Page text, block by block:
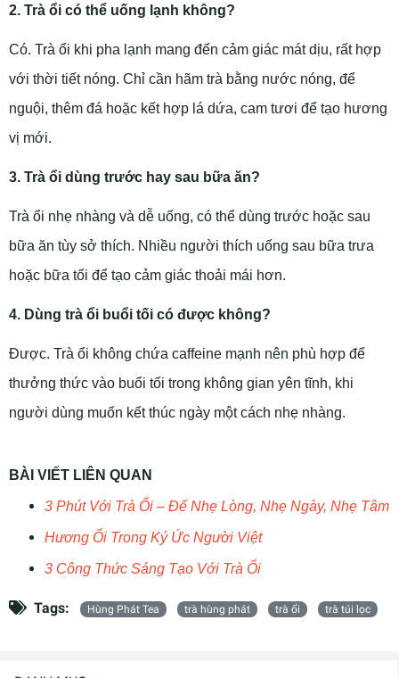
2. Trà ổi có thể uống lạnh không?
Có. Trà ổi khi pha lạnh mang đến cảm giác mát dịu, rất hợp
với thời tiết nóng. Chỉ cần hãm trà bằng nước nóng, để
nguội, thêm đá hoặc kết hợp lá dứa, cam tươi để tạo hương
vị mới.
3. Trà ổi dùng trước hay sau bữa ăn?
Trà ổi nhẹ nhàng và dễ uống, có thể dùng trước hoặc sau
bữa ăn tùy sở thích. Nhiều người thích uống sau bữa trưa
hoặc bữa tối để tạo cảm giác thoải mái hơn.
4. Dùng trà ổi buổi tối có được không?
Được. Trà ổi không chứa caffeine mạnh nên phù hợp để
thưởng thức vào buổi tối trong không gian yên tĩnh, khi
người dùng muốn kết thúc ngày một cách nhẹ nhàng.
BÀI VIẾT LIÊN QUAN
3 Phút Với Trà Ổi – Để Nhẹ Lòng, Nhẹ Ngày, Nhẹ Tâm
Hương Ổi Trong Ký Ức Người Việt
3 Công Thức Sáng Tạo Với Trà Ổi
Tags: Hùng Phát Tea trà hùng phát trà ổi trà túi lọc